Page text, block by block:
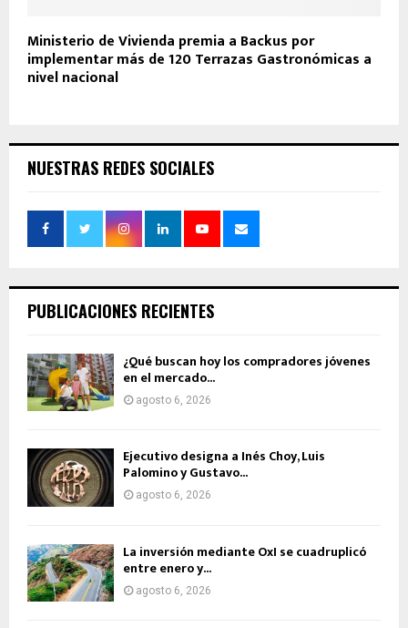
Ministerio de Vivienda premia a Backus por
implementar más de 120 Terrazas Gastronómicas a
nivel nacional
NUESTRAS REDES SOCIALES
PUBLICACIONES RECIENTES
¿Qué buscan hoy los compradores jóvenes
en el mercado...
agosto 6, 2026
Ejecutivo designa a Inés Choy, Luis
Palomino y Gustavo...
agosto 6, 2026
La inversión mediante OxI se cuadruplicó
entre enero y...
agosto 6, 2026